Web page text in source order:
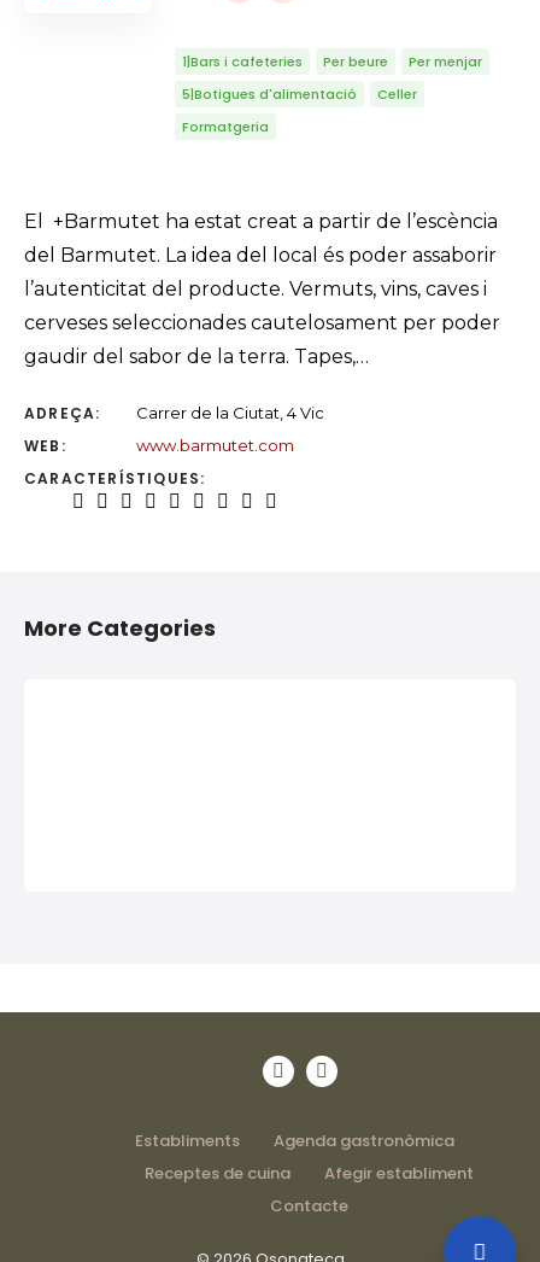
1|Bars i cafeteries Per beure
Per menjar
5|Botigues d'alimentació
Celler
Formatgeria
El +Barmutet ha estat creat a partir de l’escència
del Barmutet. La idea del local és poder assaborir
l’autenticitat del producte. Vermuts, vins, caves i
cerveses seleccionades cautelosament per poder
gaudir del sabor de la terra. Tapes,…
ADREÇA: Carrer de la Ciutat, 4 Vic
WEB: www.barmutet.com
CARACTERÍSTIQUES:
More Categories
Establiments
Agenda gastronòmica
Receptes de cuina
Afegir establiment
Contacte